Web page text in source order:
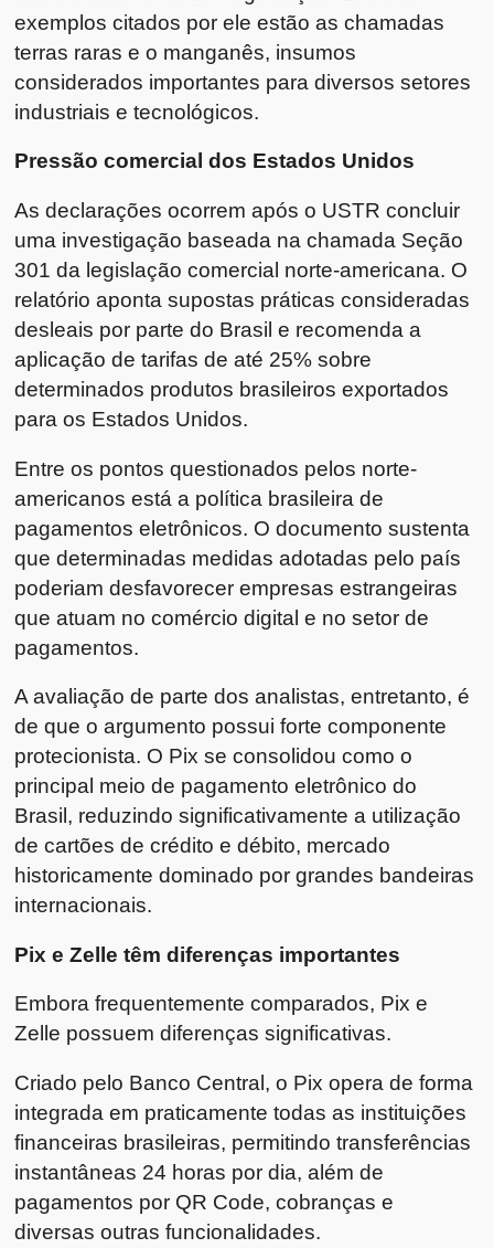
exemplos citados por ele estão as chamadas
terras raras e o manganês, insumos
considerados importantes para diversos setores
industriais e tecnológicos.
Pressão comercial dos Estados Unidos
As declarações ocorrem após o USTR concluir
uma investigação baseada na chamada Seção
301 da legislação comercial norte-americana. O
relatório aponta supostas práticas consideradas
desleais por parte do Brasil e recomenda a
aplicação de tarifas de até 25% sobre
determinados produtos brasileiros exportados
para os Estados Unidos.
Entre os pontos questionados pelos norte-
americanos está a política brasileira de
pagamentos eletrônicos. O documento sustenta
que determinadas medidas adotadas pelo país
poderiam desfavorecer empresas estrangeiras
que atuam no comércio digital e no setor de
pagamentos.
A avaliação de parte dos analistas, entretanto, é
de que o argumento possui forte componente
protecionista. O Pix se consolidou como o
principal meio de pagamento eletrônico do
Brasil, reduzindo significativamente a utilização
de cartões de crédito e débito, mercado
historicamente dominado por grandes bandeiras
internacionais.
Pix e Zelle têm diferenças importantes
Embora frequentemente comparados, Pix e
Zelle possuem diferenças significativas.
Criado pelo Banco Central, o Pix opera de forma
integrada em praticamente todas as instituições
financeiras brasileiras, permitindo transferências
instantâneas 24 horas por dia, além de
pagamentos por QR Code, cobranças e
diversas outras funcionalidades.